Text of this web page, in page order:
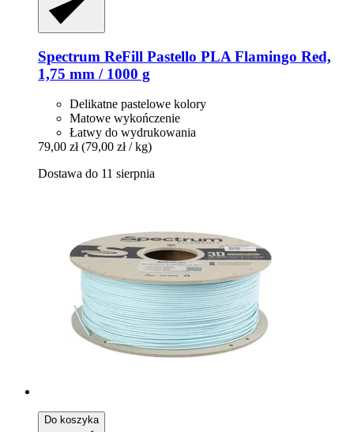
Spectrum ReFill Pastello PLA Flamingo Red,
1,75 mm / 1000 g
Delikatne pastelowe kolory
Matowe wykończenie
Łatwy do wydrukowania
79,00 zł (79,00 zł / kg)
Dostawa do 11 sierpnia
Do koszyka